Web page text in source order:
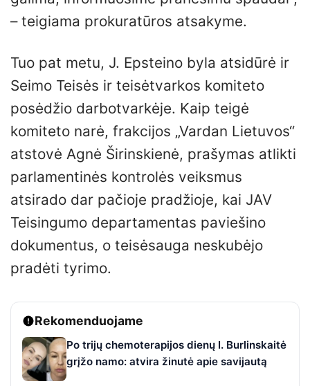
– teigiama prokuratūros atsakyme.
Tuo pat metu, J. Epsteino byla atsidūrė ir
Seimo Teisės ir teisėtvarkos komiteto
posėdžio darbotvarkėje. Kaip teigė
komiteto narė, frakcijos „Vardan Lietuvos“
atstovė Agnė Širinskienė, prašymas atlikti
parlamentinės kontrolės veiksmus
atsirado dar pačioje pradžioje, kai JAV
Teisingumo departamentas paviešino
dokumentus, o teisėsauga neskubėjo
pradėti tyrimo.
Rekomenduojame
Po trijų chemoterapijos dienų I. Burlinskaitė
grįžo namo: atvira žinutė apie savijautą